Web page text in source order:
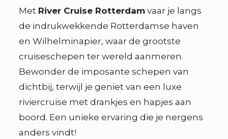
Met River Cruise Rotterdamvaar je langs
de indrukwekkende Rotterdamse haven
en Wilhelminapier, waar de grootste
cruiseschepen ter wereld aanmeren.
Bewonder de imposante schepen van
dichtbij, terwijl je geniet van een luxe
riviercruise met drankjes en hapjes aan
boord. Een unieke ervaring die je nergens
anders vindt!